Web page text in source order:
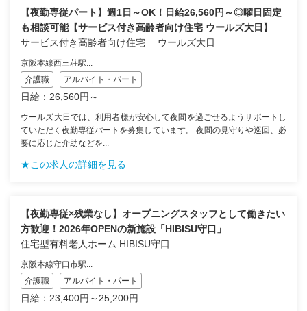
【夜勤専従パート】週1日～OK！日給26,560円～◎曜日固定
も相談可能【サービス付き高齢者向け住宅 ウールズ大日】
サービス付き高齢者向け住宅 ウールズ大日
京阪本線西三荘駅...
介護職
アルバイト・パート
日給：26,560円～
ウールズ大日では、利用者様が安心して夜間を過ごせるようサポートし
ていただく夜勤専従パートを募集しています。 夜間の見守りや巡回、必
要に応じた介助などを...
★この求人の詳細を見る
【夜勤専従×残業なし】オープニングスタッフとして働きたい
方歓迎！2026年OPENの新施設「HIBISU守口」
住宅型有料老人ホーム HIBISU守口
京阪本線守口市駅...
介護職
アルバイト・パート
日給：23,400円～25,200円